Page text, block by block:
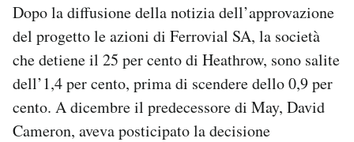
Dopo la diffusione della notizia dell’approvazione
del progetto le azioni di Ferrovial SA, la società
che detiene il 25 per cento di Heathrow, sono salite
dell’1,4 per cento, prima di scendere dello 0,9 per
cento. A dicembre il predecessore di May, David
Cameron, aveva posticipato la decisione